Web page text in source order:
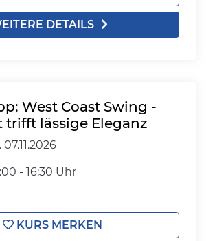
DETAILS
West Coast Swing -
trifft lässige Eleganz
07.11.2026
- 16:30 Uhr
KURS MERKEN